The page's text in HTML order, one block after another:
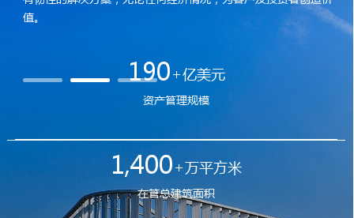
基金管理
190+亿美元
资产管理规模
1,400+万平方米
在管总建筑面积
值。